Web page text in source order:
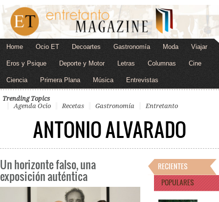
Home Ocio ET Decoartes Gastronomía Moda Viajar
Eros y Psique Deporte y Motor Letras Columnas Cine
Ciencia Primera Plana Música Entrevistas
Trending Topics
Agenda Ocio
Recetas Gastronomía Entretanto
ANTONIO ALVARADO
Un horizonte falso, una
exposición auténtica
RECIENTES
POPULARES